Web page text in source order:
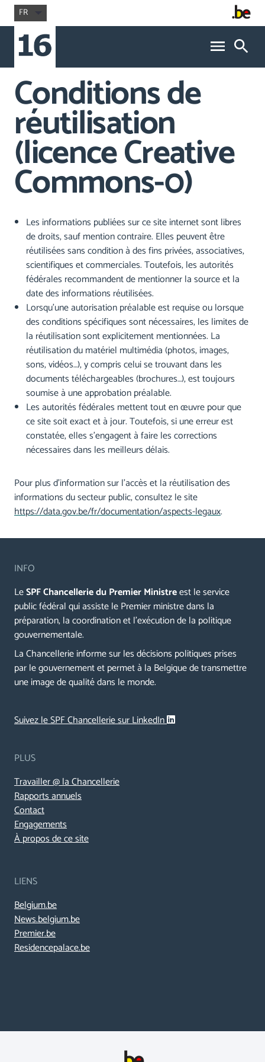
FR
Conditions de
réutilisation
(licence Creative
Commons-0)
Les informations publiées sur ce site internet sont libres
de droits, sauf mention contraire. Elles peuvent être
réutilisées sans condition à des fins privées, associatives,
scientifiques et commerciales. Toutefois, les autorités
fédérales recommandent de mentionner la source et la
date des informations réutilisées.
Lorsqu’une autorisation préalable est requise ou lorsque
des conditions spécifiques sont nécessaires, les limites de
la réutilisation sont explicitement mentionnées. La
réutilisation du matériel multimédia (photos, images,
sons, vidéos…), y compris celui se trouvant dans les
documents téléchargeables (brochures…), est toujours
soumise à une approbation préalable.
Les autorités fédérales mettent tout en œuvre pour que
ce site soit exact et à jour. Toutefois, si une erreur est
constatée, elles s’engagent à faire les corrections
nécessaires dans les meilleurs délais.
Pour plus d’information sur l’accès et la réutilisation des
informations du secteur public, consultez le site
https://data.gov.be/fr/documentation/aspects-legaux.
INFO
LeSPF Chancellerie du Premier Ministreest le service
public fédéral qui assiste le Premier ministre dans la
préparation, la coordination et l’exécution de la politique
gouvernementale.
La Chancellerie informe sur les décisions politiques prises
par le gouvernement et permet à la Belgique de transmettre
une image de qualité dans le monde.
Suivez le SPF Chancellerie sur LinkedIn
PLUS
Travailler @ la Chancellerie
Rapports annuels
Contact
Engagements
À propos de ce site
LIENS
Belgium.be
News.belgium.be
Premier.be
Residencepalace.be